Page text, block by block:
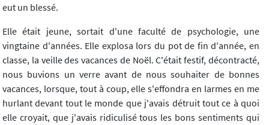
eut un blessé.
Elle était jeune, sortait d'une faculté de psychologie, une
vingtaine d'années. Elle explosa lors du pot de fin d'année, en
classe, la veille des vacances de Noël. C'était festif, décontracté,
nous buvions un verre avant de nous souhaiter de bonnes
vacances, lorsque, tout à coup, elle s'effondra en larmes en me
hurlant devant tout le monde que j'avais détruit tout ce à quoi
elle croyait, que j'avais ridiculisé tous les bons sentiments qui